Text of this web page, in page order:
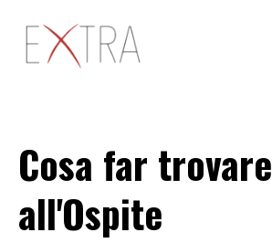
Cosa far trovare
all'Ospite